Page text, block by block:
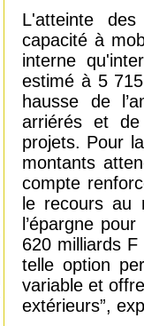
L'atteinte
capacité à
interne
estimé à 5
hausse de
arriérés et
projets. Pour
montants
compte
le recours au
l’épargne
620 milliards
telle option
variable et
extérieurs”,